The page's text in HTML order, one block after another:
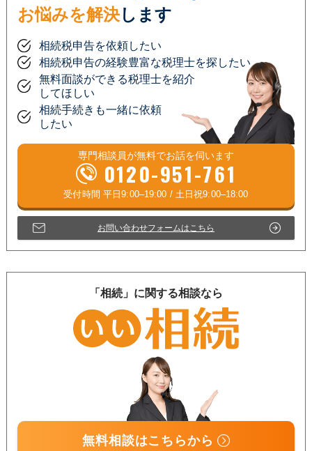
お悩みを解決します
相続税申告を依頼したい
相続税申告の経験豊富な税理士を探したい
無料面談ができる税理士を紹介
してほしい
相続手続きも一緒に依頼
したい
専門相談員が無料でお話を伺います
0120-951-761
お問い合わせフォームはこちら
「相続」に関する相談なら
無料相談はこちらから